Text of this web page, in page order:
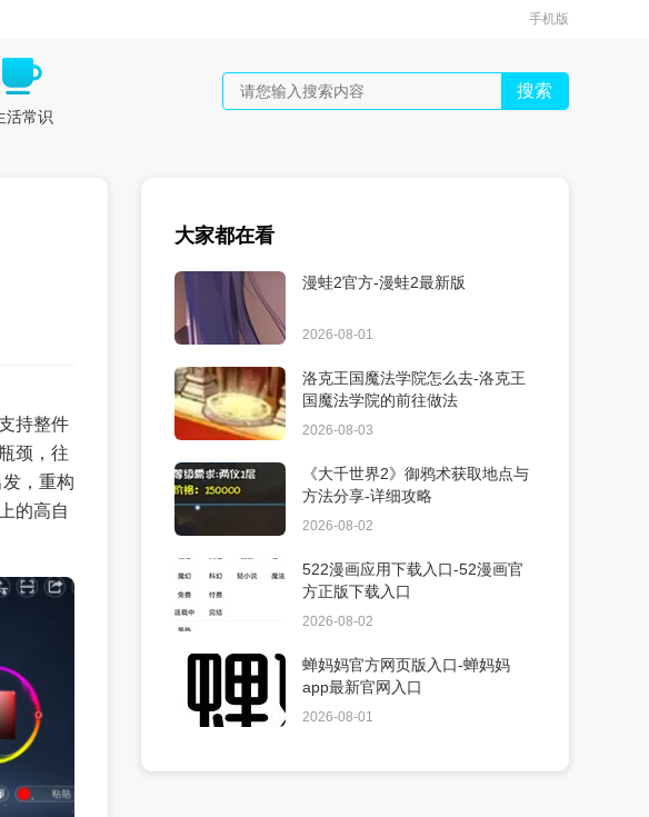
手机版
活常识
搜索
持整件
颈，往
，重构
的高自
大家都在看
漫蛙2官方-漫蛙2最新版
2026-08-01
洛克王国魔法学院怎么去-洛克王
国魔法学院的前往做法
2026-08-03
《大千世界2》御鸦术获取地点与
方法分享-详细攻略
2026-08-02
522漫画应用下载入口-52漫画官
方正版下载入口
2026-08-02
蝉妈妈官方网页版入口-蝉妈妈
app最新官网入口
2026-08-01